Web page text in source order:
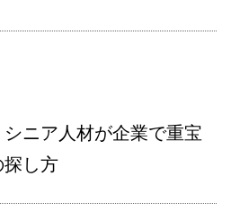
ニア人材が企業で重宝
探し方